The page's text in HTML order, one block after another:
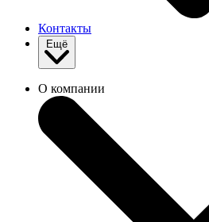
Контакты
О компании